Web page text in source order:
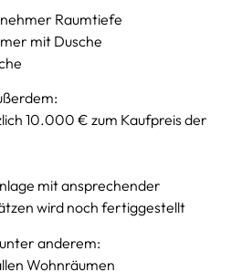
Raumtiefe
mit Dusche
10.000 € zum Kaufpreis der
mit ansprechender
wird noch fertiggestellt
anderem:
Wohnräumen